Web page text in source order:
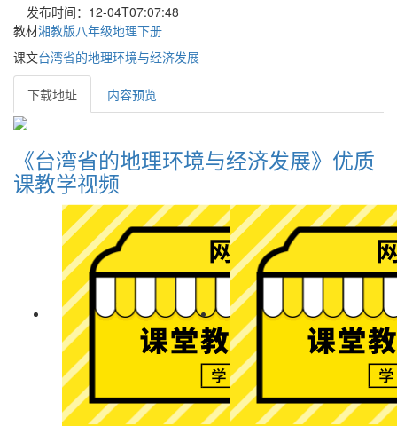
发布时间：12-04T07:07:48
教材湘教版八年级地理下册
课文台湾省的地理环境与经济发展
下载地址 内容预览
《台湾省的地理环境与经济发展》优质
课教学视频